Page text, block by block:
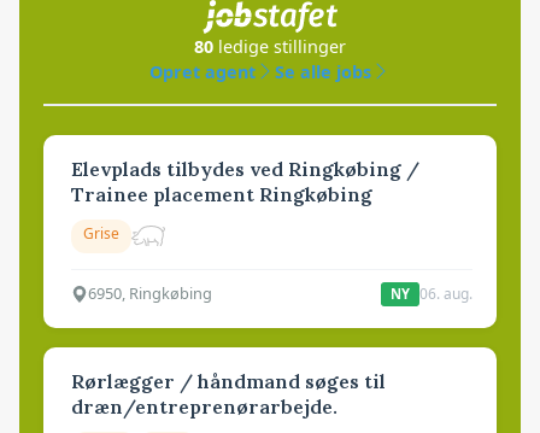
80 ledige stillinger
Opret agent
Se alle jobs
Elevplads tilbydes ved Ringkøbing /
Trainee placement Ringkøbing
Grise
6950, Ringkøbing NY 06. aug.
Rørlægger / håndmand søges til
dræn/entreprenørarbejde.